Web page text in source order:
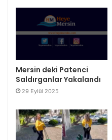
Mersin deki Patenci
Saldırganlar Yakalandı
29 Eylül 2025